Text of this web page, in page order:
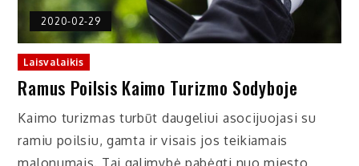
2020-02-29
Laisvalaikis
Ramus Poilsis Kaimo Turizmo Sodyboje
Kaimo turizmas turbūt daugeliui asocijuojasi su
ramiu poilsiu, gamta ir visais jos teikiamais